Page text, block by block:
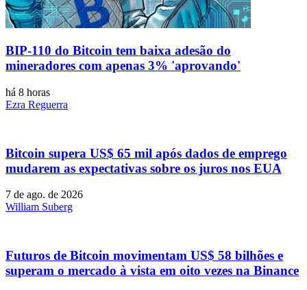
BIP-110 do Bitcoin tem baixa adesão do
mineradores com apenas 3% 'aprovando'
há 8 horas
Ezra Reguerra
Bitcoin supera US$ 65 mil após dados de emprego
mudarem as expectativas sobre os juros nos EUA
7 de ago. de 2026
William Suberg
Futuros de Bitcoin movimentam US$ 58 bilhões e
superam o mercado à vista em oito vezes na Binance